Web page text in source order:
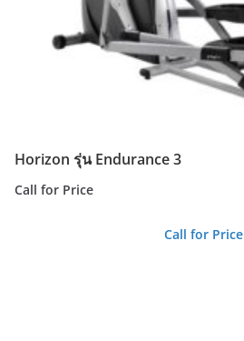
Horizon รุ่น Endurance 3
Call for Price
Call for Price